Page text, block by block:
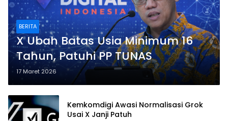
BERITA
X Ubah Batas Usia Minimum 16
Tahun, Patuhi PP TUNAS
17 Maret 2026
Kemkomdigi Awasi Normalisasi Grok
Usai X Janji Patuh